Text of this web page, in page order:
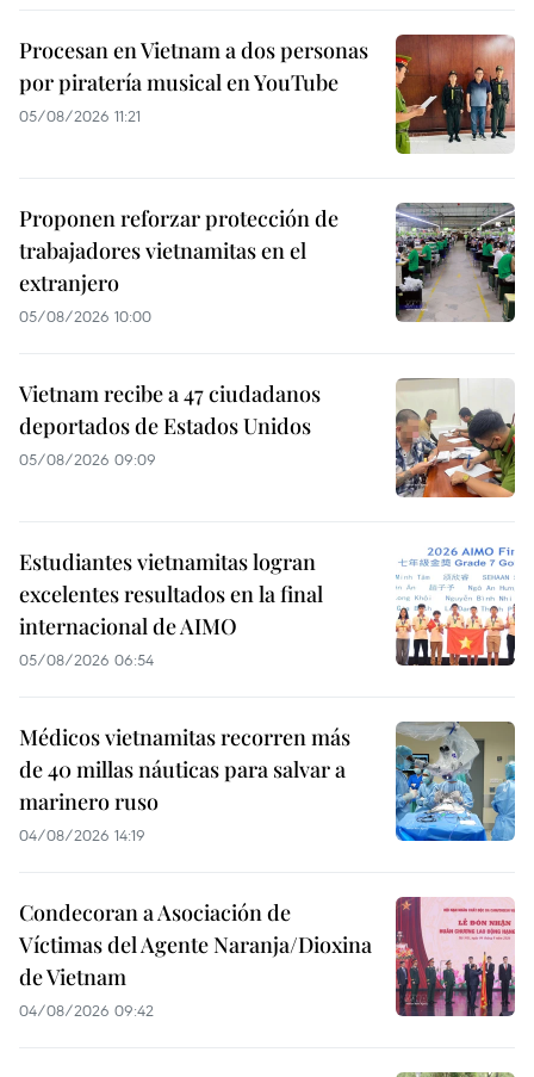
Procesan en Vietnam a dos personas
por piratería musical en YouTube
05/08/2026 11:21
Proponen reforzar protección de
trabajadores vietnamitas en el
extranjero
05/08/2026 10:00
Vietnam recibe a 47 ciudadanos
deportados de Estados Unidos
05/08/2026 09:09
Estudiantes vietnamitas logran
excelentes resultados en la final
internacional de AIMO
05/08/2026 06:54
Médicos vietnamitas recorren más
de 40 millas náuticas para salvar a
marinero ruso
04/08/2026 14:19
Condecoran a Asociación de
Víctimas del Agente Naranja/Dioxina
de Vietnam
04/08/2026 09:42